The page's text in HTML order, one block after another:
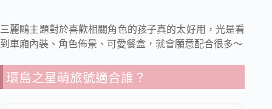
三麗鷗主題對於喜歡相關角色的孩子真的太好用，光是看
到車廂內裝、角色佈景、可愛餐盒，就會願意配合很多～
環島之星萌旅號適合誰？